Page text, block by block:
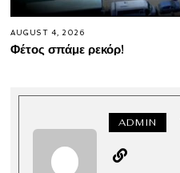
AUGUST 4, 2026
Φέτος σπάμε ρεκόρ!
ADMIN